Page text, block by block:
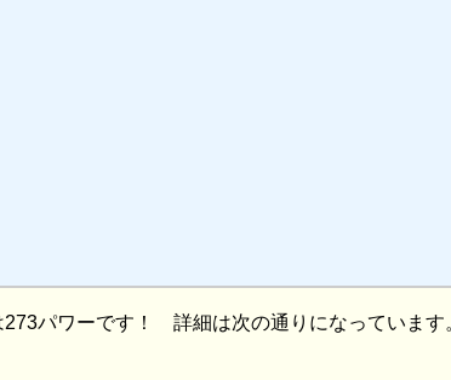
パワーです！ 詳細は次の通りになっています